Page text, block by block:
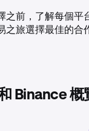
之前，了解每個平
之旅選擇最佳的合
Binance 概